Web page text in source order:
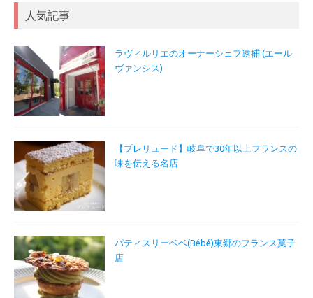
人気記事
ラヴィルリエのオーナーシェフ逮捕 (エール
ヴァンシス)
【プレリュード】岐阜で30年以上フランスの
味を伝える名店
パティスリーベベ(Bébé)東郷のフランス菓子
店